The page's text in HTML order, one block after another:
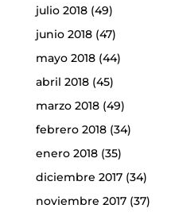
julio 2018(49)
junio 2018(47)
mayo 2018(44)
abril 2018(45)
marzo 2018(49)
febrero 2018(34)
enero 2018(35)
diciembre 2017(34)
noviembre 2017(37)